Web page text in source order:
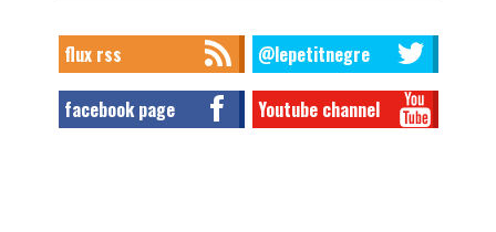
flux rss @lepetitnegre
facebook page Youtube channel